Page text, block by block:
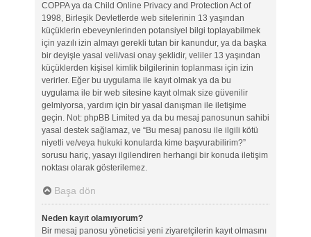
COPPA ya da Child Online Privacy and Protection Act of
1998, Birleşik Devletlerde web sitelerinin 13 yaşından
küçüklerin ebeveynlerinden potansiyel bilgi toplayabilmek
için yazılı izin almayı gerekli tutan bir kanundur, ya da başka
bir deyişle yasal veli/vasi onay şeklidir, veliler 13 yaşından
küçüklerden kişisel kimlik bilgilerinin toplanması için izin
verirler. Eğer bu uygulama ile kayıt olmak ya da bu
uygulama ile bir web sitesine kayıt olmak size güvenilir
gelmiyorsa, yardım için bir yasal danışman ile iletişime
geçin. Not: phpBB Limited ya da bu mesaj panosunun sahibi
yasal destek sağlamaz, ve “Bu mesaj panosu ile ilgili kötü
niyetli ve/veya hukuki konularda kime başvurabilirim?”
sorusu hariç, yasayı ilgilendiren herhangi bir konuda iletişim
noktası olarak gösterilemez.
Başa dön
Neden kayıt olamıyorum?
Bir mesaj panosu yöneticisi yeni ziyaretçilerin kayıt olmasını